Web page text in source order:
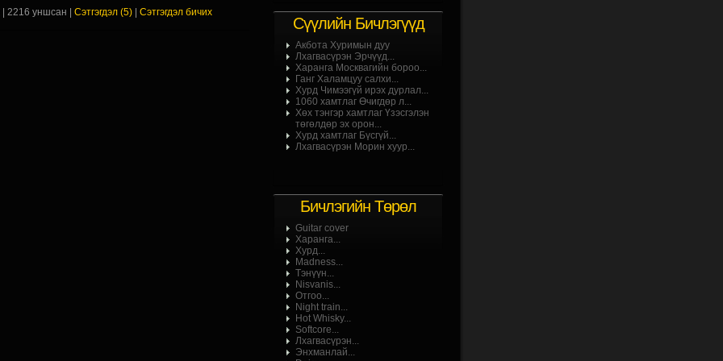
Сүүлийн Бичлэгүүд
Акбота Хуримын дуу
Лхагвасүрэн Эрчүүд...
Харанга Москвагийн бороо...
Ганг Халамцуу салхи...
Хурд Чимээгүй ирэх дурлал...
1060 хамтлаг Өчигдөр л...
Хөх тэнгэр хамтлаг Үзэсгэлэн
төгөлдөр эх орон...
Хурд хамтлаг Бүсгүй...
Лхагвасүрэн Морин хуур...
Бичлэгийн Төрөл
Guitar cover
Харанга...
Хурд...
Madness...
Тэнүүн...
Nisvanis...
Отгоо...
Night train...
Hot Whisky...
Softcore...
Лхагвасүрэн...
Энхманлай...
| 2216 уншсан | Сэтгэгдэл (5) Сэтгэгдэл бичих